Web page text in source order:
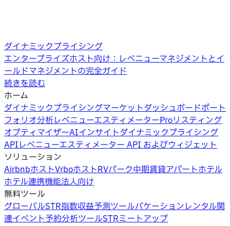
ダイナミックプライシング
エンタープライズホスト向け：レベニューマネジメントとイ
ールドマネジメントの完全ガイド
続きを読む
ホーム
ダイナミックプライシングマーケットダッシュボードポート
フォリオ分析レベニューエスティメーターProリスティング
オプティマイザーAIインサイトダイナミックプライシング
APIレベニューエスティメーター API およびウィジェット
ソリューション
AirbnbホストVrboホストRVパーク中期賃貸アパートホテル
ホテル連携機能法人向け
無料ツール
グローバルSTR指数収益予測ツールバケーションレンタル関
連イベント予約分析ツールSTRミートアップ